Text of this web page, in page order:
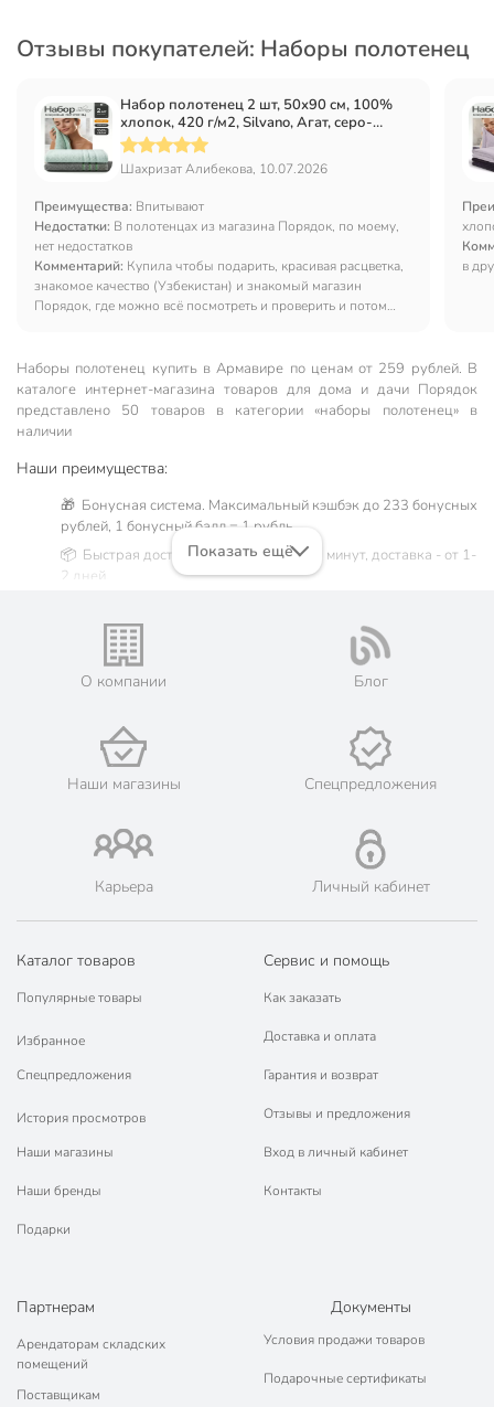
Отзывы покупателей: Наборы полотенец
Набор полотенец 2 шт, 50х90 см, 100%
хлопок, 420 г/м2, Silvano, Агат, серо-
зеленый, пудрово-фисташковый,
Узбекистан
Шахризат Алибекова, 10.07.2026
Преимущества: Впитывают
Недостатки: В полотенцах из магазина Порядок, по моему,
нет недостатков
Комментарий: Купила чтобы подарить, красивая расцветка,
знакомое качество (Узбекистан) и знакомый магазин
Порядок, где можно всё посмотреть и проверить и потом
в
Наборы полотенец купить в Армавире по ценам от 259 рублей. В
каталоге интернет-магазина товаров для дома и дачи Порядок
представлено 50 товаров в категории «наборы полотенец» в
наличии
Наши преимущества:
🎁 Бонусная система. Максимальный кэшбэк до 233 бонусных
рублей, 1 бонусный балл = 1 рубль.
📦 Быстрая доставка. Самовывоз от 60 минут, доставка - от 1-
2 дней.
Жители Краснодарском крае могут сделать заказ и оплатить
его онлайн на официальном сайте сети магазинов Порядок.
Мы предлагаем бесплатную курьерскую доставку для товара
«наборы полотенец» при заказе от 3000 рублей в такие
Лабинск, Кропоткин, Гулькевичи.
💳 Оплата: онлайн на сайте интернет-гипермаркета или
наличными при получении.
📜 Только оригинальная продукция. Интернет-гипермаркет
Порядок - официальный представитель ведущих мировых
марок.
Показать ещё
О компании Блог
Наши магазины Спецпредложения
Карьера Личный кабинет
Каталог товаров
Популярные товары
Избранное
Спецпредложения
История просмотров
Наши магазины
Наши бренды
Подарки
Сервис и помощь
Как заказать
Доставка и оплата
Гарантия и возврат
Отзывы и предложения
Вход в личный кабинет
Контакты
Партнерам
Арендаторам складских
помещений
Поставщикам
Документы
Условия продажи товаров
Подарочные сертификаты